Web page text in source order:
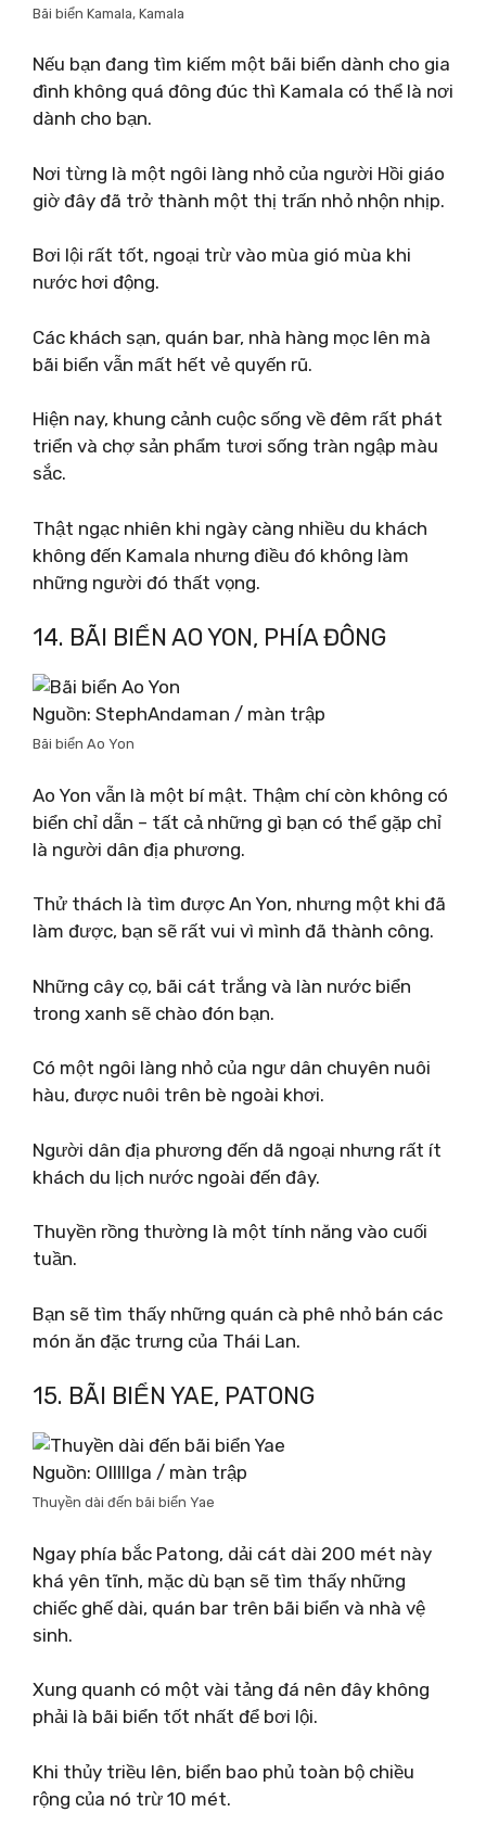
Bãi biển Kamala, Kamala
Nếu bạn đang tìm kiếm một bãi biển dành cho gia
đình không quá đông đúc thì Kamala có thể là nơi
dành cho bạn.
Nơi từng là một ngôi làng nhỏ của người Hồi giáo
giờ đây đã trở thành một thị trấn nhỏ nhộn nhịp.
Bơi lội rất tốt, ngoại trừ vào mùa gió mùa khi
nước hơi động.
Các khách sạn, quán bar, nhà hàng mọc lên mà
bãi biển vẫn mất hết vẻ quyến rũ.
Hiện nay, khung cảnh cuộc sống về đêm rất phát
triển và chợ sản phẩm tươi sống tràn ngập màu
sắc.
Thật ngạc nhiên khi ngày càng nhiều du khách
không đến Kamala nhưng điều đó không làm
những người đó thất vọng.
14. BÃI BIỂN AO YON, PHÍA ĐÔNG
Nguồn: StephAndaman / màn trập
Bãi biển Ao Yon
Ao Yon vẫn là một bí mật. Thậm chí còn không có
biển chỉ dẫn – tất cả những gì bạn có thể gặp chỉ
là người dân địa phương.
Thử thách là tìm được An Yon, nhưng một khi đã
làm được, bạn sẽ rất vui vì mình đã thành công.
Những cây cọ, bãi cát trắng và làn nước biển
trong xanh sẽ chào đón bạn.
Có một ngôi làng nhỏ của ngư dân chuyên nuôi
hàu, được nuôi trên bè ngoài khơi.
Người dân địa phương đến dã ngoại nhưng rất ít
khách du lịch nước ngoài đến đây.
Thuyền rồng thường là một tính năng vào cuối
tuần.
Bạn sẽ tìm thấy những quán cà phê nhỏ bán các
món ăn đặc trưng của Thái Lan.
15. BÃI BIỂN YAE, PATONG
Nguồn: Olllllga / màn trập
Thuyền dài đến bãi biển Yae
Ngay phía bắc Patong, dải cát dài 200 mét này
khá yên tĩnh, mặc dù bạn sẽ tìm thấy những
chiếc ghế dài, quán bar trên bãi biển và nhà vệ
sinh.
Xung quanh có một vài tảng đá nên đây không
phải là bãi biển tốt nhất để bơi lội.
Khi thủy triều lên, biển bao phủ toàn bộ chiều
rộng của nó trừ 10 mét.